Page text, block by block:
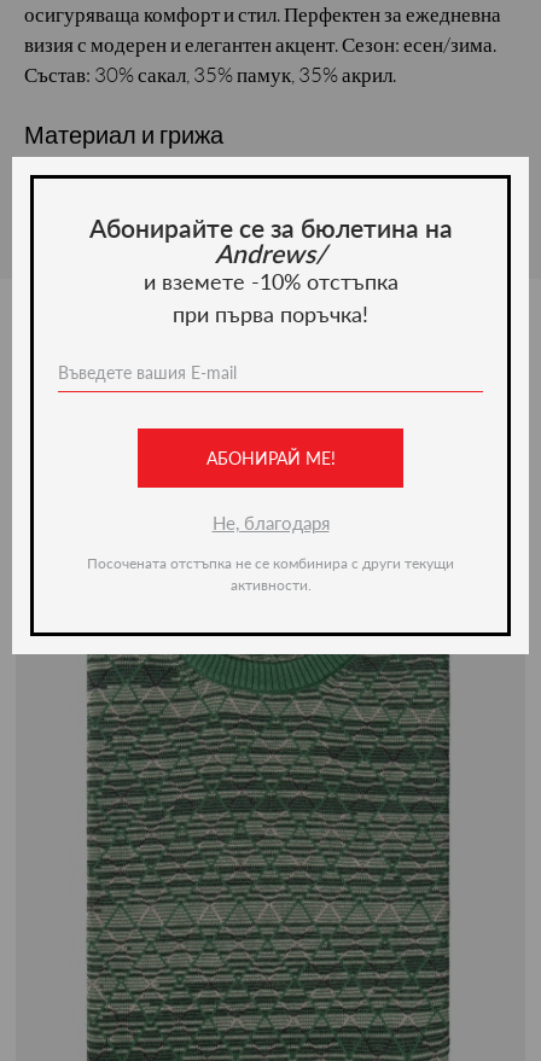
осигуряваща комфорт и стил. Перфектен за ежедневна
визия с модерен и елегантен акцент. Сезон: есен/зима.
Състав: 30% сакал, 35% памук, 35% акрил.
Материал и грижа
Материал:
Ние препоръчваме
Абонирайте се за бюлетина на
Andrews/
и вземете -10% отстъпка
при първа поръчка!
АБОНИРАЙ МЕ!
Не, благодаря
Посочената отстъпка не се комбинира с други текущи
активности.